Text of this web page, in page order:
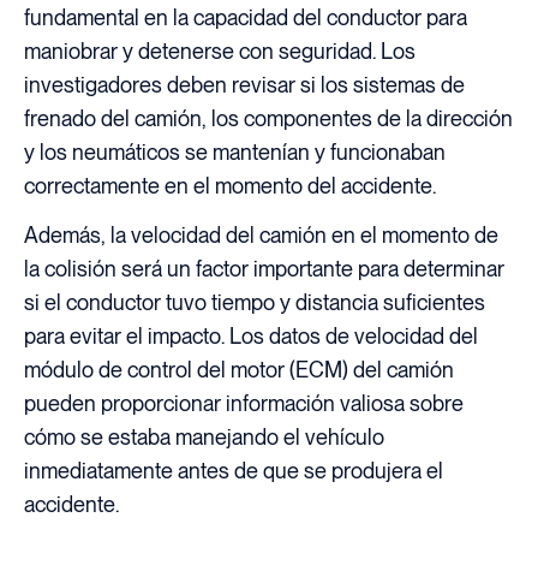
fundamental en la capacidad del conductor para
maniobrar y detenerse con seguridad. Los
investigadores deben revisar si los sistemas de
frenado del camión, los componentes de la dirección
y los neumáticos se mantenían y funcionaban
correctamente en el momento del accidente.
Además, la velocidad del camión en el momento de
la colisión será un factor importante para determinar
si el conductor tuvo tiempo y distancia suficientes
para evitar el impacto. Los datos de velocidad del
módulo de control del motor (ECM) del camión
pueden proporcionar información valiosa sobre
cómo se estaba manejando el vehículo
inmediatamente antes de que se produjera el
accidente.